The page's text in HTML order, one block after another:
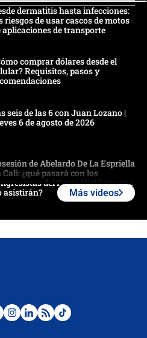
dermatitis hasta infecciones:
riesgos de usar cascos de motos
aplicaciones de transporte
comprar dólares desde el
Requisitos, pasos y
seis de las 6 con Juan Lozano |
6 de agosto de 2026
de Abelardo De La Espriella
Cali: ¿qué pasará con los
del Pacto Histórico que
asistirán?
qué De la Espriella gobernará
Más videos